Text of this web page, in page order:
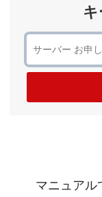
マニュアル